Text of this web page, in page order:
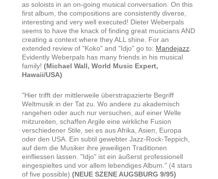
as soloists in an on-going musical conversation. On this
first album, the compositions are consistently diverse,
interesting and very well executed! Dieter Weberpals
seems to have the knack of finding great musicians AND
creating a context where they ALL shine. For an
extended review of "Koko" and "Idjo" go to: Mandejazz
Evidently Weberpals has many friends in his musical
family! (Michael Wall, World Music Expert,
Hawaii/USA)
"Hier trifft der mittlerweile überstrapazierte Begriff
Weltmusik in der Tat zu. Wo andere zu akademisch
rangehen oder auch nur versuchen, auf einer Welle
mitzureiten, schaffen Argile eine wirkliche Fusion
verschiedener Stile, sei es aus Afrika, Asien, Europa
oder den USA. Ein subtil gewebter Jazz-Rock-Teppich,
auf dem die Musiker ihre jeweiligen Traditionen
einfliessen lassen. "Idjo" ist ein äußerst professionell
eingespieltes und vor allem lebendiges Album." (4 stars
of five possible) (NEUE SZENE AUGSBURG 9/95)